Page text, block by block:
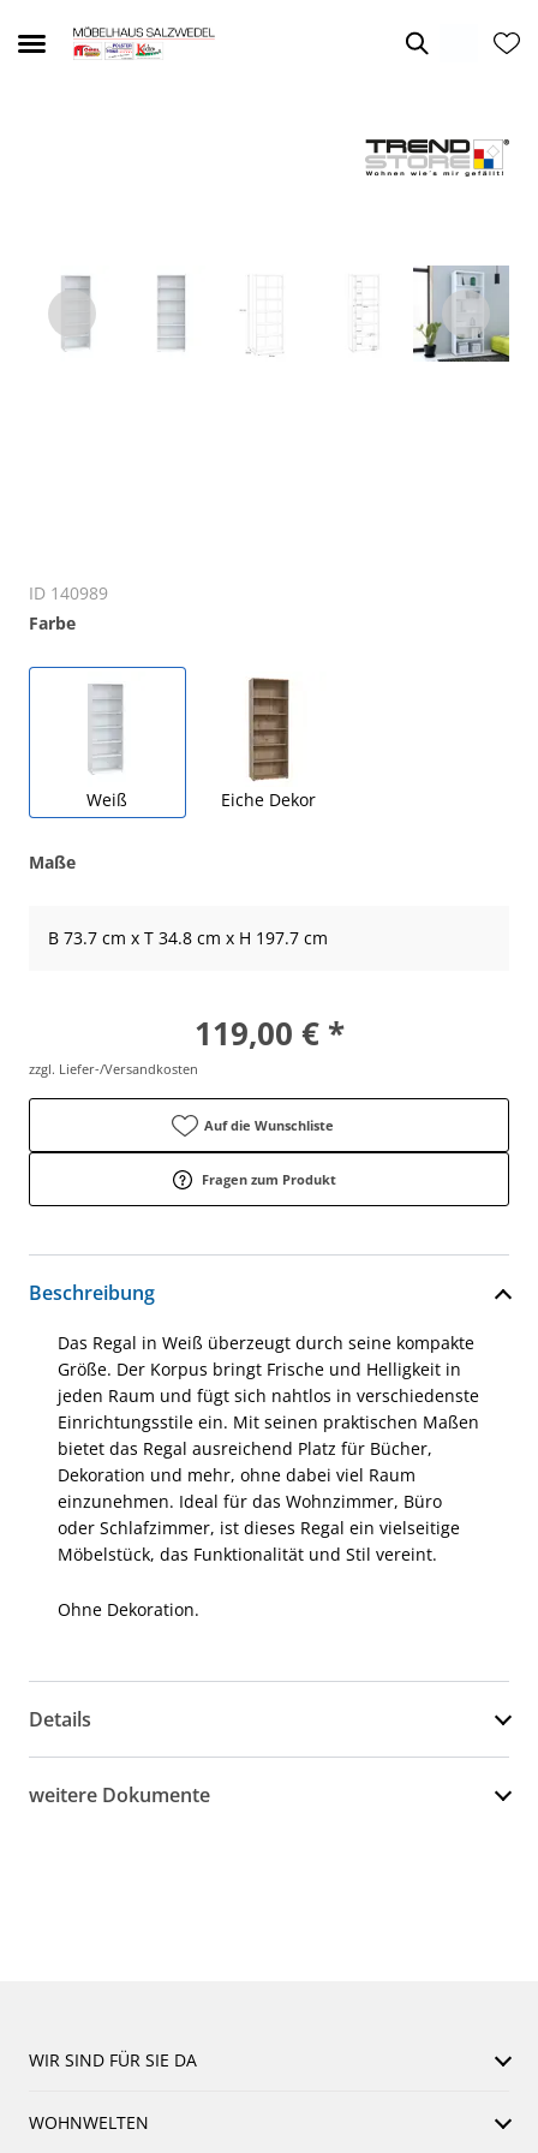
ID 140989
Farbe
Weiß Eiche Dekor
Maße
B 73.7 cm x T 34.8 cm x H 197.7 cm
119,00 € *
zzgl. Liefer-/Versandkosten
Auf die Wunschliste
Fragen zum Produkt
Beschreibung
Das Regal in Weiß überzeugt durch seine kompakte
Größe. Der Korpus bringt Frische und Helligkeit in
jeden Raum und fügt sich nahtlos in verschiedenste
Einrichtungsstile ein. Mit seinen praktischen Maßen
bietet das Regal ausreichend Platz für Bücher,
Dekoration und mehr, ohne dabei viel Raum
einzunehmen. Ideal für das Wohnzimmer, Büro
oder Schlafzimmer, ist dieses Regal ein vielseitige
Möbelstück, das Funktionalität und Stil vereint.
Ohne Dekoration.
Details
weitere Dokumente
WIR SIND FÜR SIE DA
WOHNWELTEN